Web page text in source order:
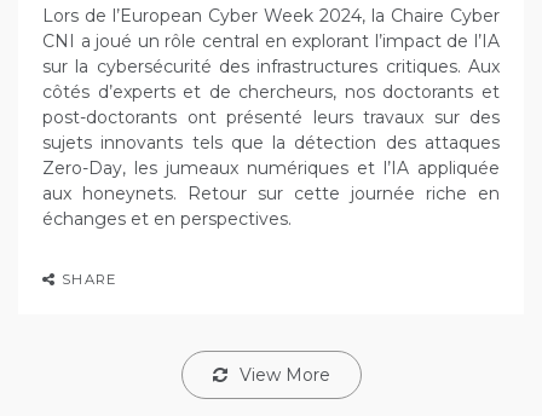
Lors de l’European Cyber Week 2024, la Chaire Cyber
CNI a joué un rôle central en explorant l’impact de l’IA
sur la cybersécurité des infrastructures critiques. Aux
côtés d’experts et de chercheurs, nos doctorants et
post-doctorants ont présenté leurs travaux sur des
sujets innovants tels que la détection des attaques
Zero-Day, les jumeaux numériques et l’IA appliquée
aux honeynets. Retour sur cette journée riche en
échanges et en perspectives.
SHARE
View More